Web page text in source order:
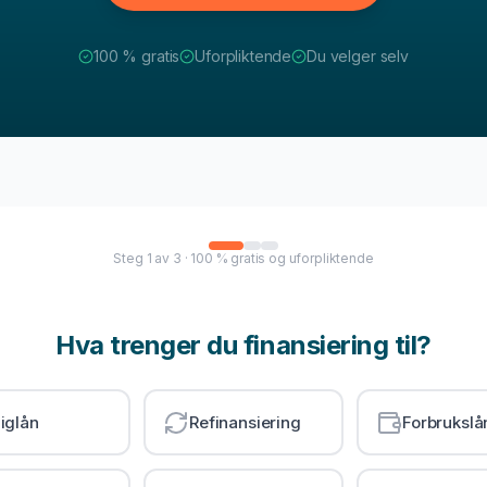
100 % gratis Uforpliktende Du velger selv
Steg 1 av 3 · 100 % gratis og uforpliktende
Hva trenger du finansiering til?
Refinansiering